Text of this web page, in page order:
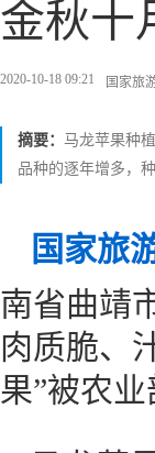
金秋十
2020-10-18 09:21 国家旅
摘要： 马龙苹果种
品种的逐年增多，
国家旅
南省曲靖
肉质脆、
果”被农